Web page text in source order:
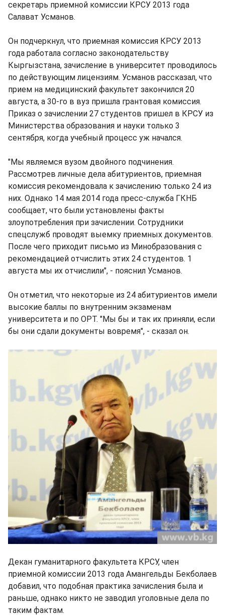
секретарь приемной комиссии КРСУ 2013 года
Салават Усманов.
Он подчеркнул, что приемная комиссия КРСУ 2013
года работала согласно законодательству
Кыргызстана, зачисление в университет проводилось
по действующим лицензиям. Усманов рассказал, что
прием на медицинский факультет закончился 20
августа, а 30-го в вуз пришла грантовая комиссия.
Приказ о зачислении 27 студентов пришел в КРСУ из
Министерства образования и науки только 3
сентября, когда учебный процесс уж начался.
"Мы являемся вузом двойного подчинения.
Рассмотрев личные дела абитуриентов, приемная
комиссия рекомендовала к зачислению только 24 из
них. Однако 14 мая 2014 года пресс-служба ГКНБ
сообщает, что были установлены факты
злоупотребления при зачислении. Сотрудники
спецслужб проводят выемку приемных документов.
После чего приходит письмо из Минобразования с
рекомендацией отчислить этих 24 студентов. 1
августа мы их отчислили", - пояснил Усманов.
Он отметил, что некоторые из 24 абитуриентов имели
высокие баллы по внутренним экзаменам
университета и по ОРТ. "Мы бы и так их приняли, если
бы они сдали документы вовремя", - сказал он.
Декан гуманитарного факультета КРСУ, член
приемной комиссии 2013 года Амангельды Бекболаев
добавил, что подобная практика зачисления была и
раньше, однако никто не заводил уголовные дела по
таким фактам.